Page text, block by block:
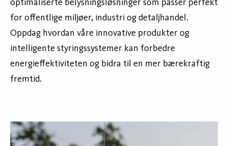
optimaliserte belysningsløsninger som passer perfekt
for offentlige miljøer, industri og detaljhandel.
Oppdag hvordan våre innovative produkter og
intelligente styringssystemer kan forbedre
energieffektiviteten og bidra til en mer bærekraftig
fremtid.